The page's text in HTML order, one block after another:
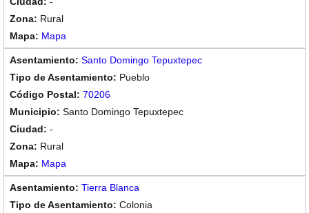
Rural
Mapa
Santo Domingo Tepuxtepec
Pueblo
70206
Santo Domingo Tepuxtepec
-
Rural
Mapa
Tierra Blanca
Colonia